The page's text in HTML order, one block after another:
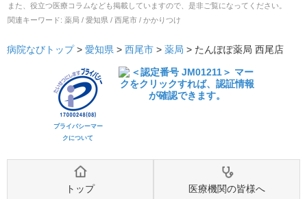
また、役立つ医療コラムなども掲載していますので、是非ご覧になってください。
関連キーワード: 薬局 / 愛知県 / 西尾市 / かかりつけ
病院なびトップ > 愛知県 > 西尾市 > 薬局 > たんぽぽ薬局 西尾店
プライバシーマー
クについて
トップ 医療機関の皆様へ